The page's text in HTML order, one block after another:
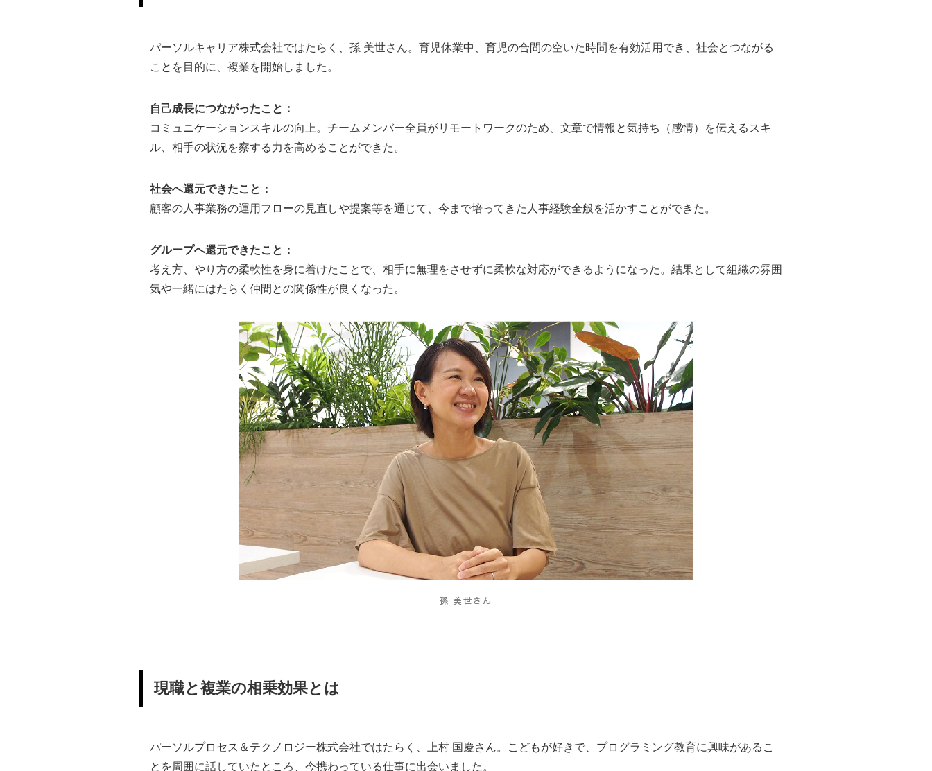
パーソルキャリア株式会社ではたらく、孫 美世さん。育児休業中、育児の合間の空いた時間を有効活用でき、社会とつながる
ことを目的に、複業を開始しました。
自己成長につながったこと：
コミュニケーションスキルの向上。チームメンバー全員がリモートワークのため、文章で情報と気持ち（感情）を伝えるスキ
ル、相手の状況を察する力を高めることができた。
社会へ還元できたこと：
顧客の人事業務の運用フローの見直しや提案等を通じて、今まで培ってきた人事経験全般を活かすことができた。
グループへ還元できたこと：
考え方、やり方の柔軟性を身に着けたことで、相手に無理をさせずに柔軟な対応ができるようになった。結果として組織の雰囲
気や一緒にはたらく仲間との関係性が良くなった。
現職と複業の相乗効果とは
パーソルプロセス＆テクノロジー株式会社ではたらく、上村 国慶さん。こどもが好きで、プログラミング教育に興味があるこ
とを周囲に話していたところ、今携わっている仕事に出会いました。